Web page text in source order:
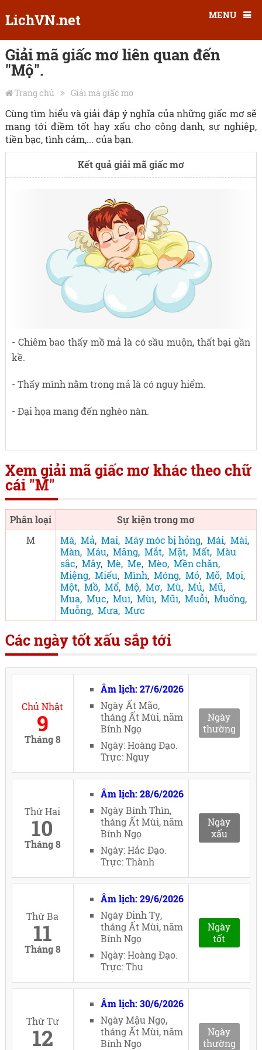
LichVN.net MENU
Giải mã giấc mơ liên quan đến
"Mộ".
Trang chủ Giải mã giấc mơ
Cùng tìm hiểu và giải đáp ý nghĩa của những giấc mơ sẽ
mang tới điềm tốt hay xấu cho công danh, sự nghiệp,
tiền bạc, tình cảm,... của bạn.
Kết quả giải mã giấc mơ
- Chiêm bao thấy mồ mả là có sầu muộn, thất bại gần
kề.
- Thấy mình nằm trong mả là có nguy hiểm.
- Đại họa mang đến nghèo nàn.
Xem giải mã giấc mơ khác theo chữ
cái "M"
Phân loại
Sự kiện trong mơ
M
Má, Mả, Mai, Máy móc bị hỏng, Mái, Mài,
Màn, Máu, Măng, Mắt, Mặt, Mất, Màu
sắc, Mây, Mè, Mẹ, Mèo, Mền chăn,
Miệng, Miếu, Mình, Móng, Mỏ, Mõ, Mọi,
Một, Mồ, Mổ, Mộ, Mơ, Mù, Mủ, Mũ,
Mua, Mục, Mui, Mùi, Mũi, Muỗi, Muống,
Muỗng, Mưa, Mực
Các ngày tốt xấu sắp tới
Chủ Nhật
9
Tháng 8
Âm lịch: 27/6/2026
Ngày Ất Mão,
tháng Ất Mùi, năm
Bính Ngọ
Ngày: Hoàng Đạo.
Trực: Nguy
Ngày
thường
Thứ Hai
10
Tháng 8
Âm lịch: 28/6/2026
Ngày Bính Thìn,
tháng Ất Mùi, năm
Bính Ngọ
Ngày: Hắc Đạo.
Trực: Thành
Ngày
xấu
Thứ Ba
11
Tháng 8
Âm lịch: 29/6/2026
Ngày Đinh Tỵ,
tháng Ất Mùi, năm
Bính Ngọ
Ngày: Hoàng Đạo.
Trực: Thu
Ngày
tốt
Thứ Tư
12
Âm lịch: 30/6/2026
Ngày Mậu Ngọ,
tháng Ất Mùi, năm
Bính Ngọ
Ngày
thường